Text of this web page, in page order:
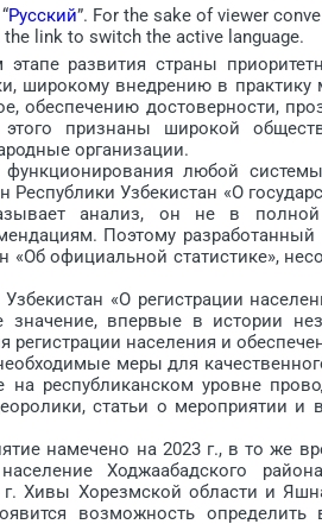
Русский”. For the sake of viewer
the link to switch the active language.
развития страны
широкому внедрению в
обеспечению достоверности,
этого признаны широкой
организации.
любой системы
Узбекистан «О
анализ, он не в полной
Поэтому
«Об официальной статистике»,
«О регистрации
впервые в истории
ре­гистрации населения и
меры для
на рес­публиканском уровне
статьи о мероприятии
намечено на 2023 г., в то же
Ходжаабадского
г. Хивы Хорезмской области и
возможность